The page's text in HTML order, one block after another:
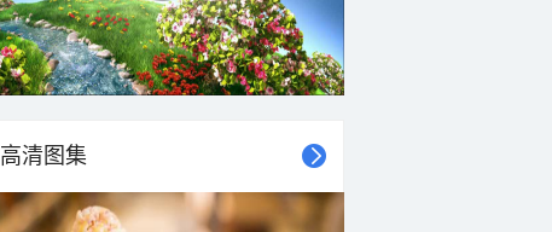
21时 22时 23时 00时 01时
高清图集